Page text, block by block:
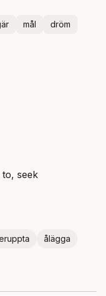
mål
dröm
seek
ålägga